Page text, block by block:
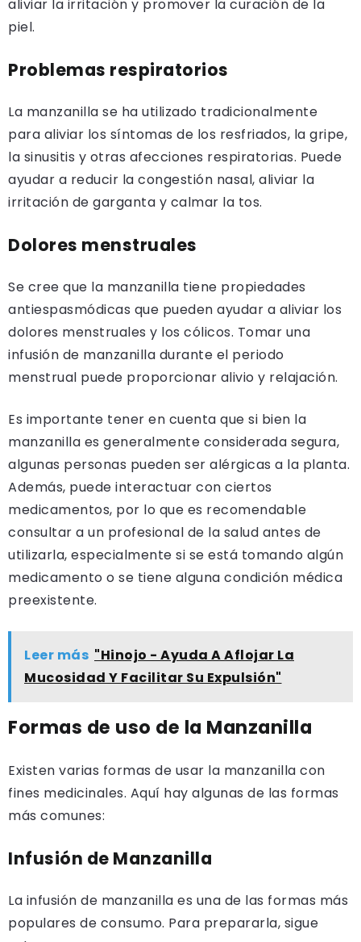
aliviar la irritación y promover la curación de la
piel.
Problemas respiratorios
La manzanilla se ha utilizado tradicionalmente
para aliviar los síntomas de los resfriados, la gripe,
la sinusitis y otras afecciones respiratorias. Puede
ayudar a reducir la congestión nasal, aliviar la
irritación de garganta y calmar la tos.
Dolores menstruales
Se cree que la manzanilla tiene propiedades
antiespasmódicas que pueden ayudar a aliviar los
dolores menstruales y los cólicos. Tomar una
infusión de manzanilla durante el periodo
menstrual puede proporcionar alivio y relajación.
Es importante tener en cuenta que si bien la
manzanilla es generalmente considerada segura,
algunas personas pueden ser alérgicas a la planta.
Además, puede interactuar con ciertos
medicamentos, por lo que es recomendable
consultar a un profesional de la salud antes de
utilizarla, especialmente si se está tomando algún
medicamento o se tiene alguna condición médica
preexistente.
Leer más "Hinojo - Ayuda A Aflojar La
Mucosidad Y Facilitar Su Expulsión"
Formas de uso de la Manzanilla
Existen varias formas de usar la manzanilla con
fines medicinales. Aquí hay algunas de las formas
más comunes:
Infusión de Manzanilla
La infusión de manzanilla es una de las formas más
populares de consumo. Para prepararla, sigue